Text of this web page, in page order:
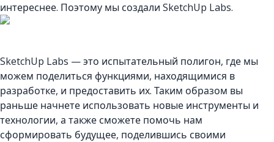
интереснее. Поэтому мы создали SketchUp Labs.
SketchUp Labs — это испытательный полигон, где мы
можем поделиться функциями, находящимися в
разработке, и предоставить их. Таким образом вы
раньше начнете использовать новые инструменты и
технологии, а также сможете помочь нам
сформировать будущее, поделившись своими